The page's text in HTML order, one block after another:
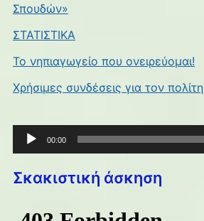
Σπουδών»
ΣΤΑΤΙΣΤΙΚΑ
Το νηπιαγωγείο που ονειρεύομαι!
Χρήσιμες συνδέσεις για τον πολίτη
Πρόγραμμα
Αναπαραγωγής
00:00
Σκακιστική άσκηση